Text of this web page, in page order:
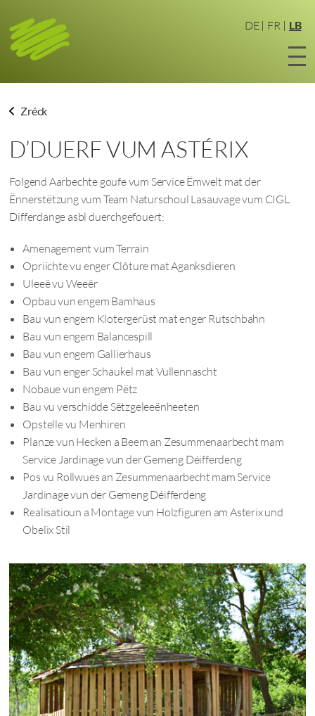
DE FR LB
Zréck
D’DUERF VUM ASTÉRIX
Folgend Aarbechte goufe vum Service Ëmwelt mat der
Ënnerstëtzung vum Team Naturschoul Lasauvage vum CIGL
Differdange asbl duerchgefouert:
Amenagement vum Terrain
Opriichte vu enger Clôture mat Aganksdieren
Uleeë vu Weeër
Opbau vun engem Bamhaus
Bau vun engem Klotergerüst mat enger Rutschbahn
Bau vun engem Balancespill
Bau vun engem Gallierhaus
Bau vun enger Schaukel mat Vullennascht
Nobaue vun engem Pëtz
Bau vu verschidde Sëtzgeleeënheeten
Opstelle vu Menhiren
Planze vun Hecken a Beem an Zesummenaarbecht mam
Service Jardinage vun der Gemeng Déifferdeng
Pos vu Rollwues an Zesummenaarbecht mam Service
Jardinage vun der Gemeng Déifferdeng
Realisatioun a Montage vun Holzfiguren am Asterix und
Obelix Stil